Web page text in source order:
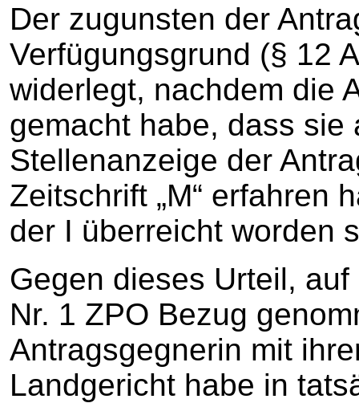
Der zugunsten der
Verfügungsgrund (§ 12
widerlegt, nachdem die
gemacht habe, dass sie
Stellenanzeige der
Zeitschrift „M“ erfahren
der I überreicht worden
Gegen dieses Urteil,
Nr. 1 ZPO Bezug
Antragsgegnerin mit
Landgericht habe in